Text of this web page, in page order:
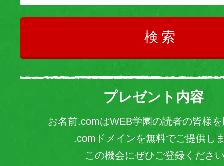
検索
プレゼント内容
お名前.comはWEB学園の読者の皆様
.comドメインを無料でご提供し
この機会にぜひご登録くださ